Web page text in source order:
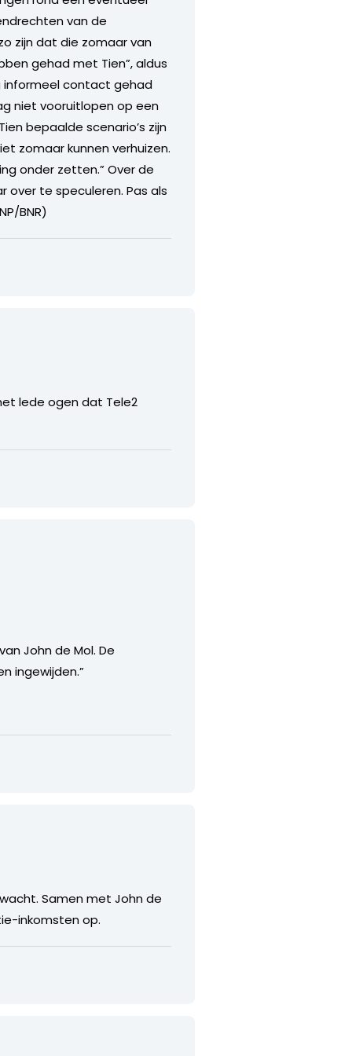
van de
zijn dat die zomaar van
gehad met Tien”, aldus
informeel contact gehad
niet vooruitlopen op een
bepaalde scenario’s zijn
zomaar kunnen verhuizen.
onder zetten.” Over de
over te speculeren. Pas als
BNR)
lede ogen dat Tele2
John de Mol. De
ingewijden.”
Samen met John de
inkomsten op.